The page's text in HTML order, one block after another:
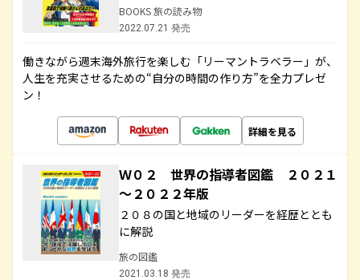
BOOKS 旅の読み物
2022.07.21 発売
働きながら週末海外旅行を楽しむ「リーマントラベラー」が、
人生を充実させるための“自分の時間の作り方”を全力プレゼ
ン！
詳細を見る
Ｗ０２ 世界の指導者図鑑 ２０２１
～２０２２年版
２０８の国と地域のリーダーを経歴ととも
に解説
旅の図鑑
2021.03.18 発売